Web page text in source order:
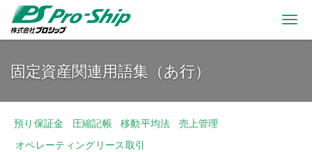
固定資産関連用語集（あ行）
預り保証金 圧縮記帳 移動平均法
売上管理
オペレーティングリース取引